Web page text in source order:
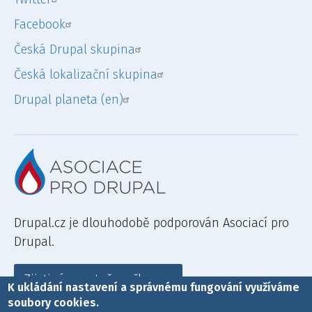
Facebook
Česká Drupal skupina
Česká lokalizační skupina
Drupal planeta (en)
Drupal.cz je dlouhodobě podporován Asociací pro
Drupal.
Zjisti více a staň se členem
K ukládání nastavení a správnému fungování využíváme
soubory cookies.